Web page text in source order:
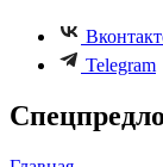
Telegram